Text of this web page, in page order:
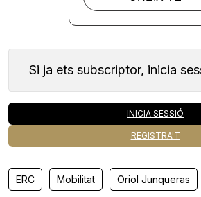
Si ja ets subscriptor, inicia
INICIA SESSIÓ
REGISTRA'T
ERC Mobilitat Oriol Junqueras